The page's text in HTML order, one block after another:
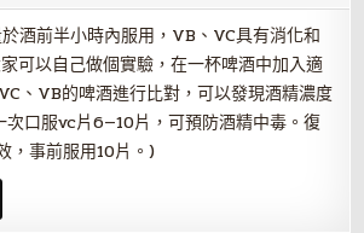
酒前半小時內服用，VB、VC具有消化和
可以自己做個實驗，在一杯啤酒中加入適
、VB的啤酒進行比對，可以發現酒精濃度
次口服vc片6—10片，可預防酒精中毒。復
，事前服用10片。)